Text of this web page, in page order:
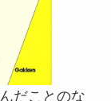
だことのな